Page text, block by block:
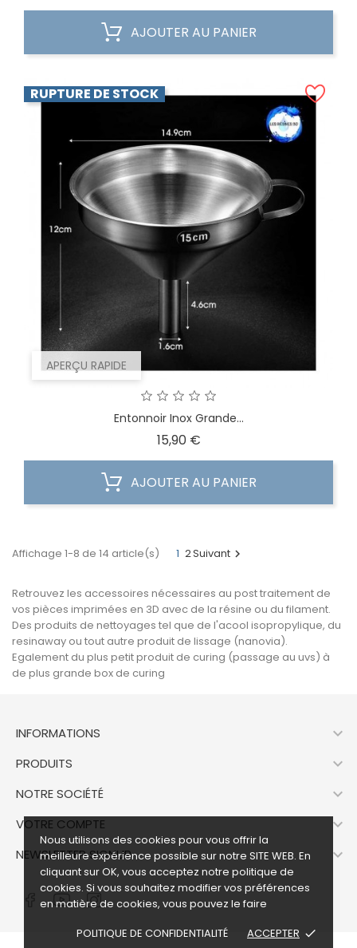
Nous utilisons des cookies pour vous offrir la
meilleure expérience possible sur notre SITE WEB. En
cliquant sur OK, vous acceptez notre politique de
cookies. Si vous souhaitez modifier vos préférences
en matière de cookies, vous pouvez le faire
POLITIQUE DE CONFIDENTIALITÉ
ACCEPTER done
AJOUTER AU PANIER
APERÇU RAPIDE
RUPTURE DE STOCK
Entonnoir Inox Grande...
15,90 €Prix
AJOUTER AU PANIER
Affichage 1-8 de 14 article(s) 1 2Suivant 
Retrouvez les accessoires nécessaires au post traitement de
vos pièces imprimées en 3D avec de la résine ou du filament.
Des produits de nettoyages tel que de l'acool isopropylique, du
resinaway ou tout autre produit de lissage (nanovia).
Egalement du plus petit produit de curing (passage au uvs) à
de plus grande box de curing
INFORMATIONS 
PRODUITS 
NOTRE SOCIÉTÉ 
VOTRE COMPTE 
NEWSLETTER SIGNUP 